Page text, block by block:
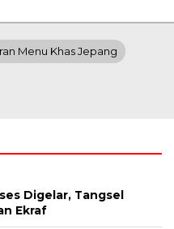
Menu Khas Jepang
Digelar, Tangsel
Ekraf